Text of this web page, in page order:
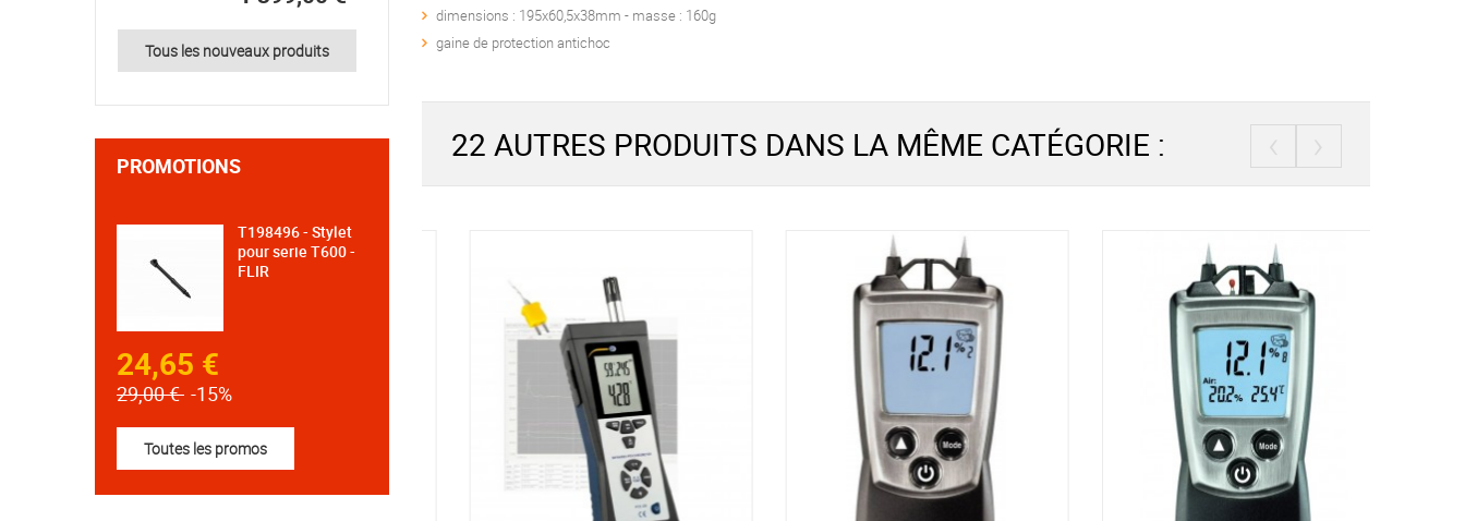
Tous les nouveaux produits
PROMOTIONS
T198496 - Stylet
pour serie T600 -
FLIR
24,65 €
29,00 € -15%
Toutes les promos
dimensions : 195x60,5x38mm - masse : 160g
gaine de protection antichoc
22 AUTRES PRODUITS DANS LA MÊME CATÉGORIE : ‹ ›